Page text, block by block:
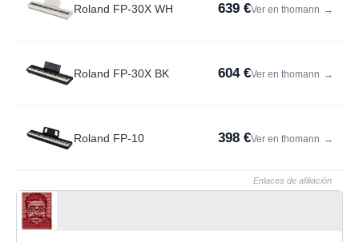
Roland FP-30X WH 639 €Ver en thomann →
Roland FP-30X BK 604 €Ver en thomann →
Roland FP-10 398 €Ver en thomann →
Enlaces de afiliación